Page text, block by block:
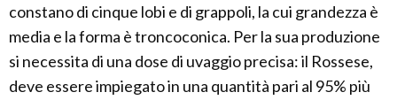
constano di cinque lobi e di grappoli, la cui grandezza è
media e la forma è troncoconica. Per la sua produzione
si necessita di una dose di uvaggio precisa: il Rossese,
deve essere impiegato in una quantità pari al 95% più